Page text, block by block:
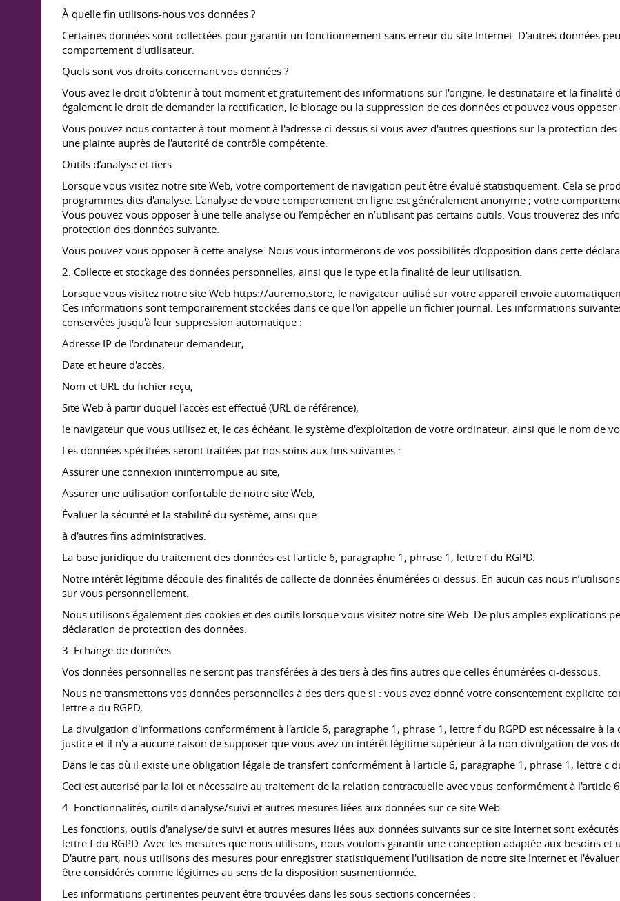
À quelle fin utilisons-nous vos données ?
Certaines données sont collectées pour garantir un fonctionnement sans erreur du site Internet. D'autres données
comportement d'utilisateur.
Quels sont vos droits concernant vos données ?
Vous avez le droit d'obtenir à tout moment et gratuitement des informations sur l'origine, le destinataire et la finalité
également le droit de demander la rectification, le blocage ou la suppression de ces données et pouvez vous
Vous pouvez nous contacter à tout moment à l'adresse ci-dessus si vous avez d'autres questions sur la protection
une plainte auprès de l'autorité de contrôle compétente.
Outils d’analyse et tiers
Lorsque vous visitez notre site Web, votre comportement de navigation peut être évalué statistiquement. Cela se
programmes dits d'analyse. L'analyse de votre comportement en ligne est généralement anonyme ; votre
Vous pouvez vous opposer à une telle analyse ou l’empêcher en n’utilisant pas certains outils. Vous trouverez des
protection des données suivante.
Vous pouvez vous opposer à cette analyse. Nous vous informerons de vos possibilités d'opposition dans cette
2. Collecte et stockage des données personnelles, ainsi que le type et la finalité de leur utilisation.
Lorsque vous visitez notre site Web https://auremo.store, le navigateur utilisé sur votre appareil envoie
Ces informations sont temporairement stockées dans ce que l'on appelle un fichier journal. Les informations
conservées jusqu'à leur suppression automatique :
Adresse IP de l'ordinateur demandeur,
Date et heure d'accès,
Nom et URL du fichier reçu,
Site Web à partir duquel l'accès est effectué (URL de référence),
le navigateur que vous utilisez et, le cas échéant, le système d'exploitation de votre ordinateur, ainsi que le nom de
Les données spécifiées seront traitées par nos soins aux fins suivantes :
Assurer une connexion ininterrompue au site,
Assurer une utilisation confortable de notre site Web,
Évaluer la sécurité et la stabilité du système, ainsi que
à d'autres fins administratives.
La base juridique du traitement des données est l'article 6, paragraphe 1, phrase 1, lettre f du RGPD.
Notre intérêt légitime découle des finalités de collecte de données énumérées ci-dessus. En aucun cas nous
sur vous personnellement.
Nous utilisons également des cookies et des outils lorsque vous visitez notre site Web. De plus amples explications
déclaration de protection des données.
3. Échange de données
Vos données personnelles ne seront pas transférées à des tiers à des fins autres que celles énumérées ci-dessous.
Nous ne transmettons vos données personnelles à des tiers que si : vous avez donné votre consentement explicite
lettre a du RGPD,
La divulgation d'informations conformément à l'article 6, paragraphe 1, phrase 1, lettre f du RGPD est nécessaire à
justice et il n'y a aucune raison de supposer que vous avez un intérêt légitime supérieur à la non-divulgation de vos
Dans le cas où il existe une obligation légale de transfert conformément à l'article 6, paragraphe 1, phrase 1, lettre c
Ceci est autorisé par la loi et nécessaire au traitement de la relation contractuelle avec vous conformément à l'article
4. Fonctionnalités, outils d'analyse/suivi et autres mesures liées aux données sur ce site Web.
Les fonctions, outils d'analyse/de suivi et autres mesures liées aux données suivants sur ce site Internet sont
lettre f du RGPD. Avec les mesures que nous utilisons, nous voulons garantir une conception adaptée aux besoins
D'autre part, nous utilisons des mesures pour enregistrer statistiquement l'utilisation de notre site Internet et
être considérés comme légitimes au sens de la disposition susmentionnée.
Les informations pertinentes peuvent être trouvées dans les sous-sections concernées :